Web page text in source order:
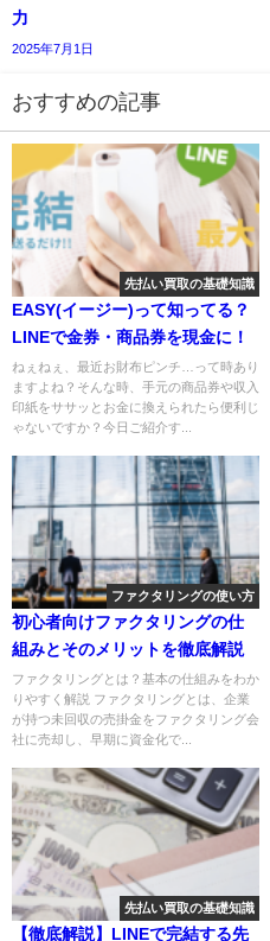
力
2025年7月1日
おすすめの記事
先払い買取の基礎知識
EASY(イージー)って知ってる？
LINEで金券・商品券を現金に！
ねぇねぇ、最近お財布ピンチ…って時あり
ますよね？そんな時、手元の商品券や収入
印紙をササッとお金に換えられたら便利じ
ゃないですか？今日ご紹介す...
ファクタリングの使い方
初心者向けファクタリングの仕
組みとそのメリットを徹底解説
ファクタリングとは？基本の仕組みをわか
りやすく解説 ファクタリングとは、企業
が持つ未回収の売掛金をファクタリング会
社に売却し、早期に資金化で...
先払い買取の基礎知識
【徹底解説】LINEで完結する先